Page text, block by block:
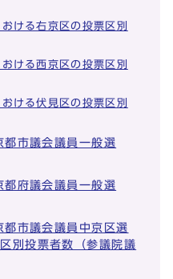
ける右京区の投票区別
ける西京区の投票区別
ける伏見区の投票区別
市議会議員一般選
府議会議員一般選
市議会議員中京区選
別投票者数（参議院議